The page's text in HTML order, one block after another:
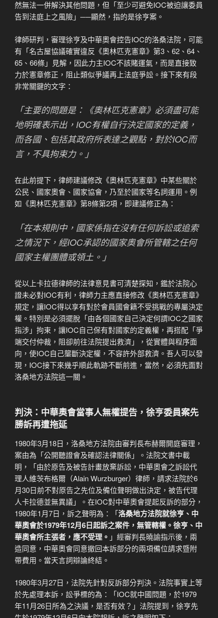
然無法一併解決其他問題，但「至少可避免IOC被迫讓委員
告到法庭上之風險」──顯然，指的是徐亨案。
律師研判，審理徐亨及中華奧會控告IOC的洛桑法院，可能
有「名古屋協議確實違反《奧林匹克憲章》第3、62、64、
65、66條」見解，因此力主IOC不該賭運氣，而是直接致
力於憲章修正，阻止類似爭議再上法庭爭訟。接下來有段
非常關鍵的文字：
「主要的問題是：《奧林匹克憲章》必須盡可能
地明確表示出，IOC有權自行決定國家的定義，
而各國、包括其政府所表達之觀點，對於IOC而
言，不具拘束力。」
在此前提下，律師建議修改《奧林匹克憲章》中某些關於
公民、國家奧會、國家協會，乃至於國家等名詞運用。例
如《奧林匹克憲章》第8條第2項，即建議修正為：
「在本規則中，國家係指在沒有任何訴訟或追索
之情況下，經IOC承認的國家奧會所管轄之任何
國家主權團體或領土。」
從以上卡拉德律師的法律意見書可清楚探知，鑑於法院心
證未必對IOC有利，律師力主應直接修改《奧林匹克憲章》
規定，讓IOC得以享有對於會員國會籍不受挑戰的專屬決定
權。特別是必須擺脫「由各個國家自己決定何謂IOC之國家
指涉」拘束，讓IOC自己保有對國家的定義權，再搭配「爭
端交付仲裁，阻卻前往法院提出救濟」，從實體與程序面
向，使IOC自己壟斷決定權，不容許外部救濟。吾人可以發
現，IOC接下來幾乎順此軌跡不斷前進，當然，必須先面對
洛桑地方法院這一關。
判決：中華奧會當事人無權提告，徐亨委員案先
勝訴再遭拖延
1980年3月18日，洛桑地方法院由審判長布赫爾開庭審理，
案由為「公開聽證會及確認法律關係」。法院文書中載
明，「由於原告及被告計畫放棄訴訟，中華奧會之訴訟代
理人維茨布格爾（Alain Wurzburger）律師，請求法院於6
月30日前不對原告之先位及備位聲明做出決定，被告代理
人卡拉德並無異議」。在IOC對中華奧會提起反訴的部分，
1980年1月7日，訴之聲明為：「洛桑地方法院就徐亨、中
華奧會於1979年12月6日起訴之案件，無管轄權。徐亨、中
華奧會所主張者，應不受理。 」經審判長曉諭指示後，兩
造同意，中華奧會同意撤回本訴部分的兩項備位請求暨附
帶費用。當天言詞辯論終結。
1980年3月27日，法院先針對反訴部分判決。法院事實上等
於先處理本訴，訟爭標的為：「IOC就中國問題，於1979
年11月26日所為之決議，是否有效？」法院提到，徐亨先